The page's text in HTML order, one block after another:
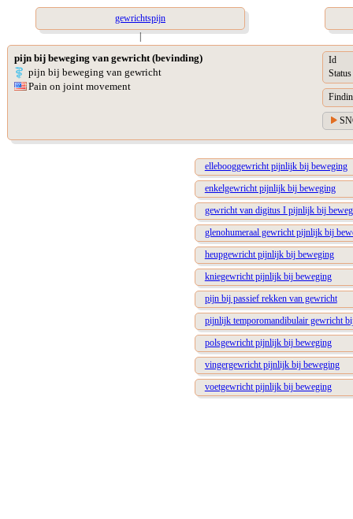
gewrichtspijn
|
pijn bij beweging van gewricht (bevinding)
pijn bij beweging van gewricht
Pain on joint movement
Id
Status
ellebooggewricht pijnlijk bij beweging
enkelgewricht pijnlijk bij beweging
gewricht van digitus I pijnlijk bij
glenohumeraal gewricht pijnlijk bij
heupgewricht pijnlijk bij beweging
kniegewricht pijnlijk bij beweging
pijn bij passief rekken van gewricht
pijnlijk temporomandibulair gewricht
polsgewricht pijnlijk bij beweging
vingergewricht pijnlijk bij beweging
voetgewricht pijnlijk bij beweging